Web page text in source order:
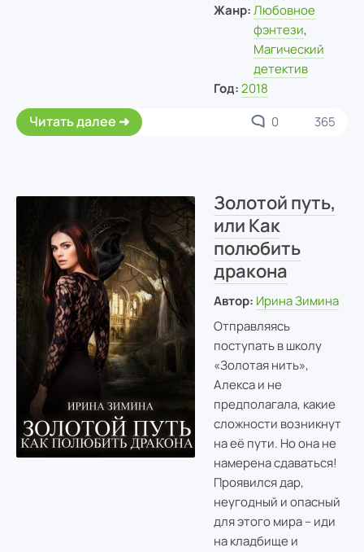
Жанр: Любовное
фэнтези,
Магический
детектив
Год: 2018
Читать далее 0 365
Золотой путь,
или Как
полюбить
дракона
Автор: Ирина Зимина
Отправляясь
поступать в школу
«Золотая нить»,
Алекса и не
предполагала, какие
сложности возникнут
на её пути. Но она не
намерена сдаваться!
Проявился дар,
неугодный и опасный
для этого мира – иди
на кладбище и